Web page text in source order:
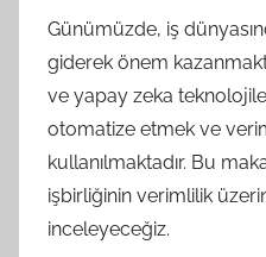
Günümüzde, iş
giderek önem
ve yapay zeka
otomatize etmek ve
kullanılmaktadır. Bu
işbirliğinin verimlilik
inceleyeceğiz.